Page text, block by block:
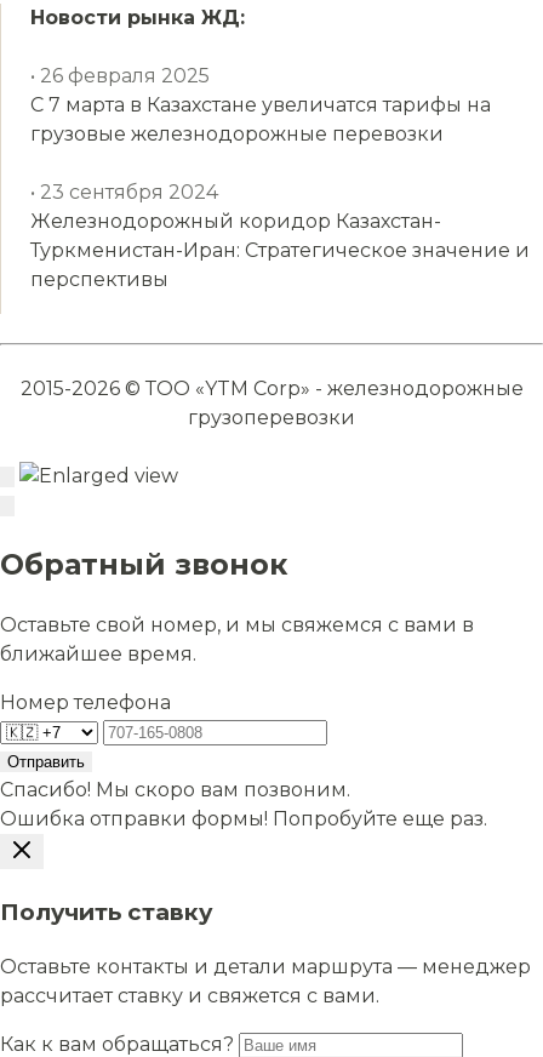
Новости рынка ЖД:
• 26 февраля 2025
С 7 марта в Казахстане увеличатся тарифы на
грузовые железнодорожные перевозки
• 23 сентября 2024
Железнодорожный коридор Казахстан-
Туркменистан-Иран: Стратегическое значение и
перспективы
2015-2026 © ТОО «YTM Corp» - железнодорожные
грузоперевозки
Обратный звонок
Оставьте свой номер, и мы свяжемся с вами в
ближайшее время.
Номер телефона
Отправить
Спасибо! Мы скоро вам позвоним.
Ошибка отправки формы! Попробуйте еще раз.
Получить ставку
Оставьте контакты и детали маршрута — менеджер
рассчитает ставку и свяжется с вами.
Как к вам обращаться?